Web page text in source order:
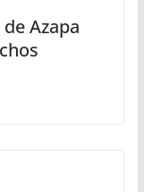
Azapa